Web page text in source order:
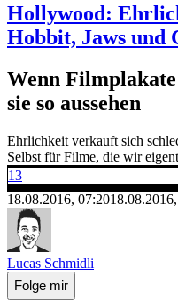
Hollywood:
Hobbit, Jaws und
Wenn
sie so aussehen
Ehrlichkeit verkauft sich
Selbst für Filme, die wir
13
18.08.2016, 07:20
Lucas Schmidli
Folge mir